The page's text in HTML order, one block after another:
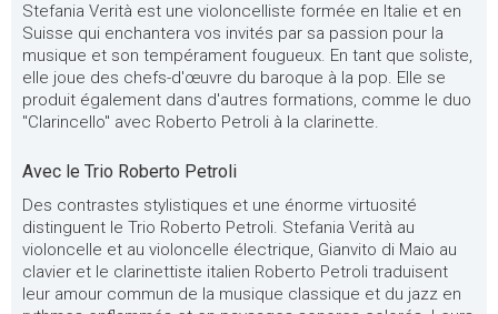
Stefania Verità est une violoncelliste formée en Italie et en
Suisse qui enchantera vos invités par sa passion pour la
musique et son tempérament fougueux. En tant que soliste,
elle joue des chefs-d'œuvre du baroque à la pop. Elle se
produit également dans d'autres formations, comme le duo
"Clarincello" avec Roberto Petroli à la clarinette.
Avec le Trio Roberto Petroli
Des contrastes stylistiques et une énorme virtuosité
distinguent le Trio Roberto Petroli. Stefania Verità au
violoncelle et au violoncelle électrique, Gianvito di Maio au
clavier et le clarinettiste italien Roberto Petroli traduisent
leur amour commun de la musique classique et du jazz en